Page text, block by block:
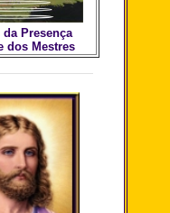
da Presença
dos Mestres